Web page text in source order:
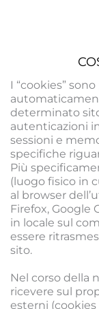
I “cookies”
determinato
autenticazioni
sessioni e
specifiche
Più
(luogo fisico in
al browser
Firefox, Google
in locale sul
essere
sito.
Nel corso della
ricevere sul
esterni